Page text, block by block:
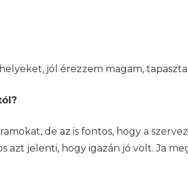
jól érezzem magam,
de az is fontos, hogy a
azt jelenti, hogy igazán jó volt. Ja